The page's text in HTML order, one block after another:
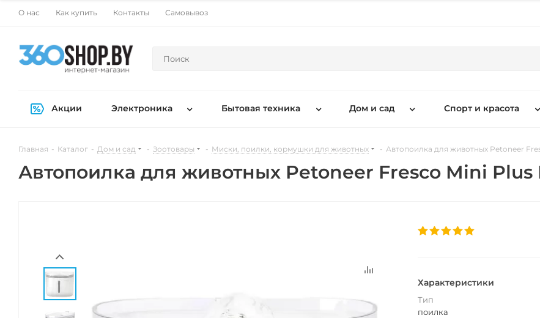
О нас Как купить Контакты Самовывоз
Акции Электроника Бытовая техника Дом и сад Спорт и красота
Главная - Каталог - Дом и сад - Зоотовары - Миски, поилки, кормушки для животных - Автопоилка для животных Petoneer
Автопоилка для животных Petoneer Fresco Mini Plus
Характеристики
Тип
поилка